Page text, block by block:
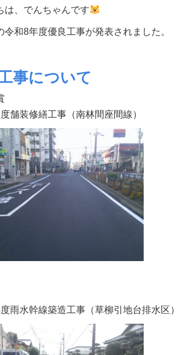
は、でんちゃんです
令和8年度優良工事が発表されました。
事について
舗装修繕工事（南林間座間線）
雨水幹線築造工事（草柳引地台排水区）